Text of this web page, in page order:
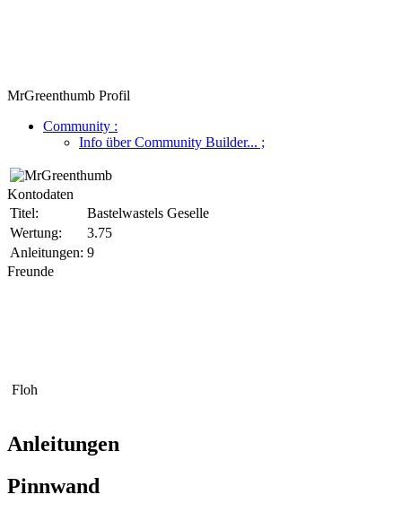
MrGreenthumb Profil
Community :
Info über Community Builder... ;
Kontodaten
Titel:
Bastelwastels Geselle
Wertung:
3.75
Anleitungen: 9
Freunde
Floh
Anleitungen
Pinnwand